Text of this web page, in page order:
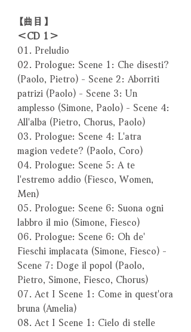
【曲目】
＜CD 1＞
01. Preludio
02. Prologue: Scene 1: Che disesti?
(Paolo, Pietro) - Scene 2: Aborriti
patrizi (Paolo) - Scene 3: Un
amplesso (Simone, Paolo) - Scene 4:
All'alba (Pietro, Chorus, Paolo)
03. Prologue: Scene 4: L'atra
magion vedete? (Paolo, Coro)
04. Prologue: Scene 5: A te
l'estremo addio (Fiesco, Women,
Men)
05. Prologue: Scene 6: Suona ogni
labbro il mio (Simone, Fiesco)
06. Prologue: Scene 6: Oh de'
Fieschi implacata (Simone, Fiesco) -
Scene 7: Doge il popol (Paolo,
Pietro, Simone, Fiesco, Chorus)
07. Act I Scene 1: Come in quest'ora
bruna (Amelia)
08. Act I Scene 1: Cielo di stelle